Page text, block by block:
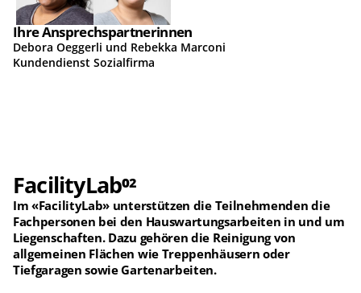
Ihre Ansprechspartnerinnen
Debora Oeggerli und Rebekka Marconi
Kundendienst Sozialfirma
FacilityLab02
Im «FacilityLab» unterstützen die Teilnehmenden die
Fachpersonen bei den Hauswartungsarbeiten in und um
Liegenschaften. Dazu gehören die Reinigung von
allgemeinen Flächen wie Treppenhäusern oder
Tiefgaragen sowie Gartenarbeiten.